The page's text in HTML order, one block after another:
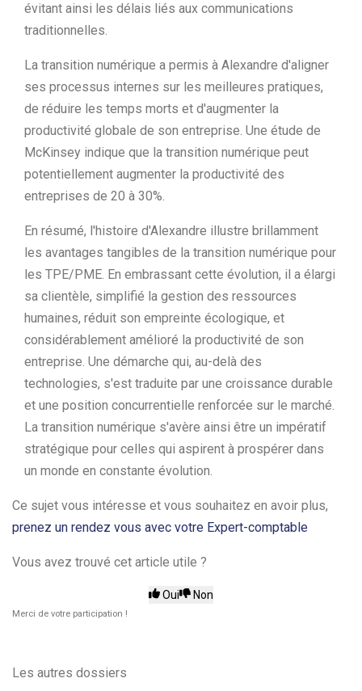
évitant ainsi les délais liés aux communications
traditionnelles.
La transition numérique a permis à Alexandre d'aligner
ses processus internes sur les meilleures pratiques,
de réduire les temps morts et d'augmenter la
productivité globale de son entreprise. Une étude de
McKinsey indique que la transition numérique peut
potentiellement augmenter la productivité des
entreprises de 20 à 30%.
En résumé, l'histoire d'Alexandre illustre brillamment
les avantages tangibles de la transition numérique pour
les TPE/PME. En embrassant cette évolution, il a élargi
sa clientèle, simplifié la gestion des ressources
humaines, réduit son empreinte écologique, et
considérablement amélioré la productivité de son
entreprise. Une démarche qui, au-delà des
technologies, s'est traduite par une croissance durable
et une position concurrentielle renforcée sur le marché.
La transition numérique s'avère ainsi être un impératif
stratégique pour celles qui aspirent à prospérer dans
un monde en constante évolution.
Ce sujet vous intéresse et vous souhaitez en avoir plus,
prenez un rendez vous avec votre Expert-comptable
Vous avez trouvé cet article utile ?
Oui Non
Merci de votre participation !
Les autres dossiers